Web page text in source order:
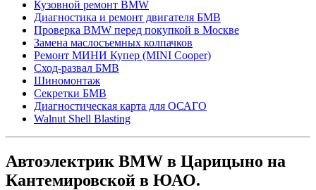
Кузовной ремонт BMW
Диагностика и ремонт двигателя БМВ
Проверка BMW перед покупкой в Москве
Замена маслосъемных колпачков
Ремонт МИНИ Купер (MINI Cooper)
Сход-развал БМВ
Шиномонтаж
Секретки БМВ
Диагностическая карта для ОСАГО
Walnut Shell Blasting
Автоэлектрик BMW в Царицыно на
Кантемировской в ЮАО.